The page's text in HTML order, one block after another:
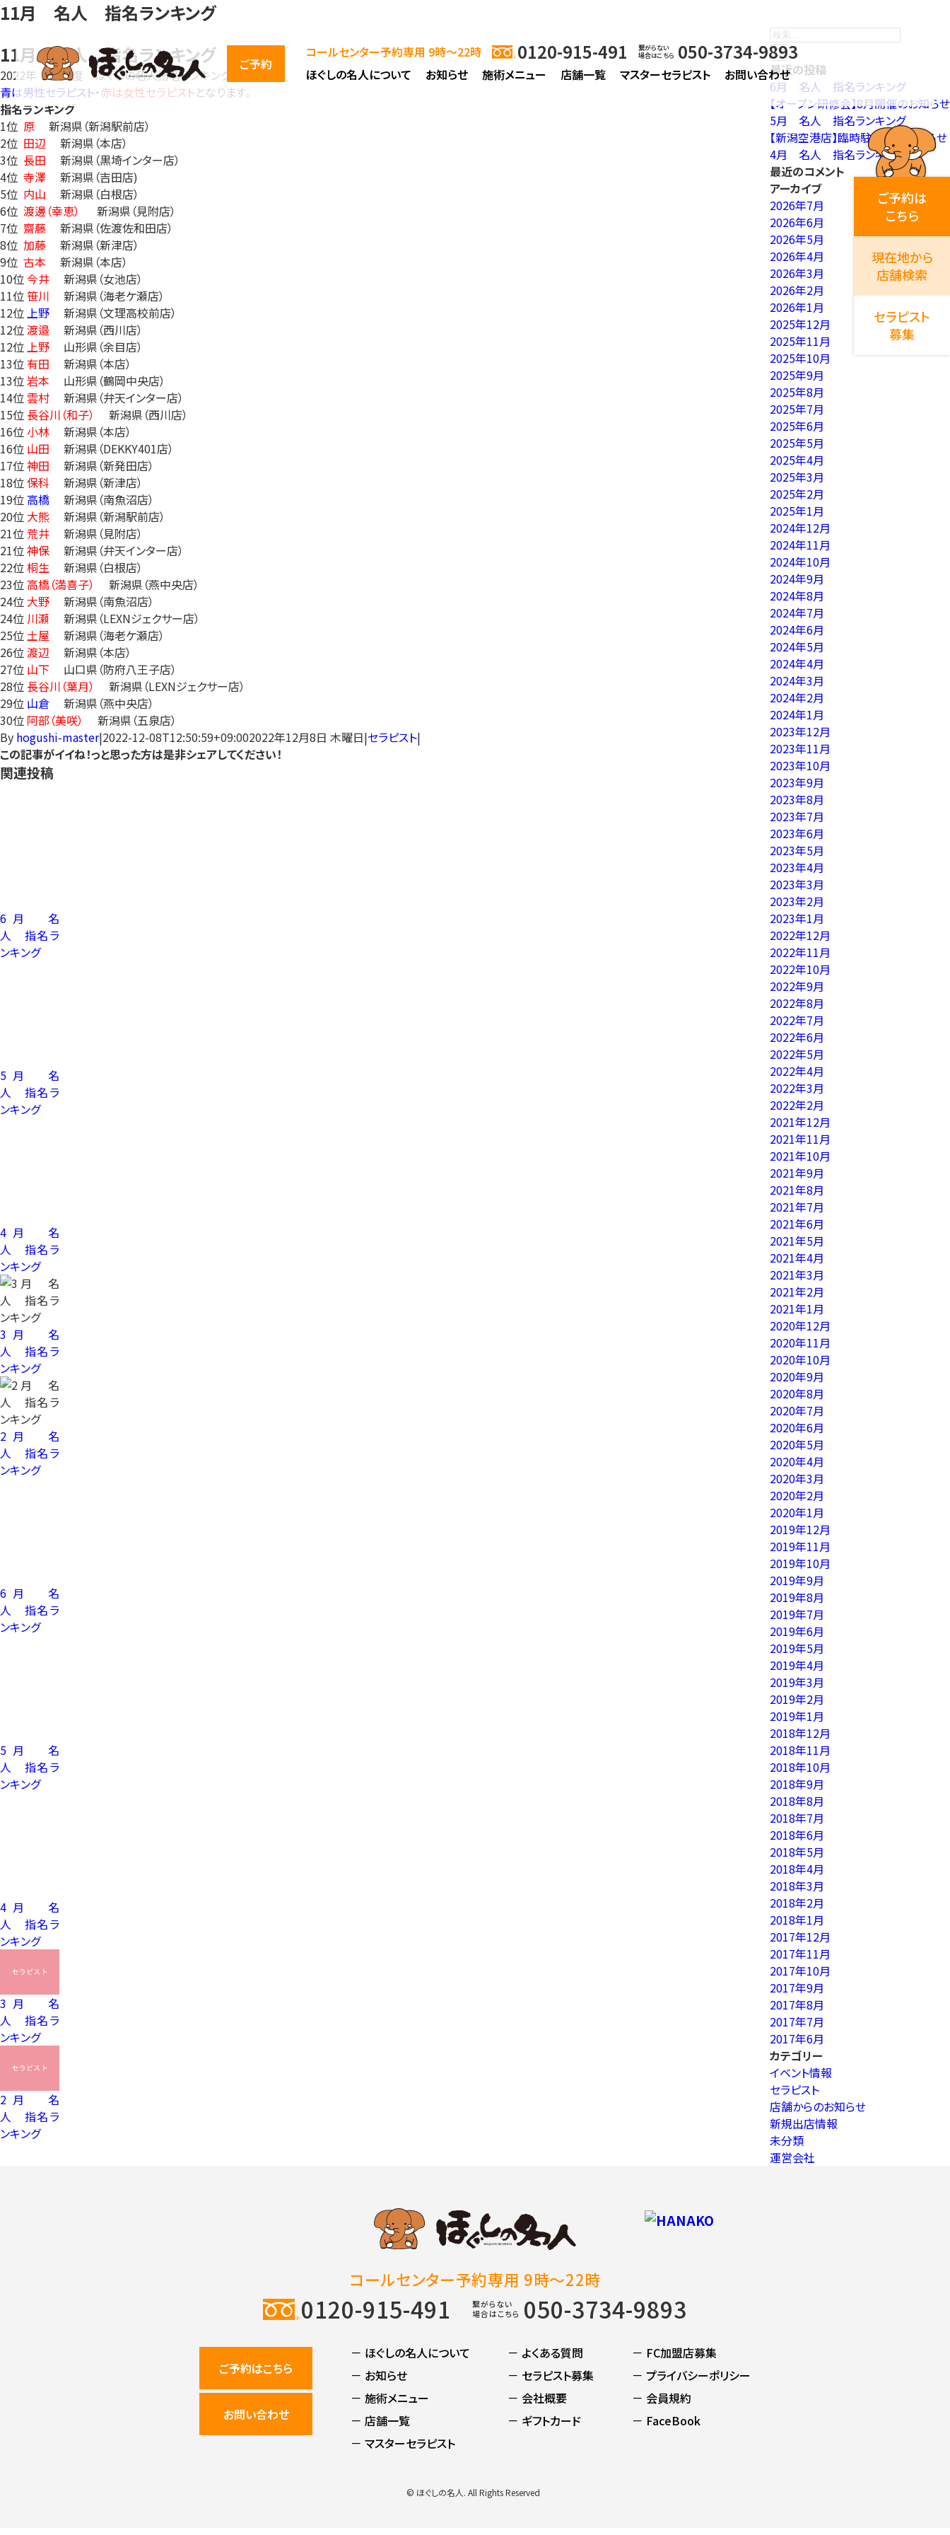
ご予約
コールセンター予約専用 9時～22時 0120-915-491
繋がらない
場合はこちら 050-3734-9893
ほぐしの名人について お知らせ 施術メニュー 店舗一覧 マスターセラピスト お問い合わせ
11月 名人 指名ランキング
11月 名人 指名ランキング
2022年 11月度 ほぐしの名人指名ランキングとなります。
青は男性セラピスト・赤は女性セラピストとなります。
指名ランキング
1位 原
新潟県（新潟駅前店）
2位 田辺
新潟県（本店）
3位 長田
新潟県（黒埼インター店）
4位 寺澤
新潟県（吉田店)
5位 内山
新潟県（白根店）
6位 渡邊（幸恵）
新潟県（見附店）
7位 齋藤
新潟県（佐渡佐和田店）
8位 加藤
新潟県（新津店）
9位 古本
新潟県（本店）
10位今井
新潟県（女池店）
11位笹川
新潟県（海老ケ瀬店）
12位上野
新潟県（文理高校前店）
12位渡邉
新潟県（西川店）
12位上野
山形県（余目店）
13位 有田
新潟県（本店）
13位岩本
山形県（鶴岡中央店）
14位雲村
新潟県（弁天インター店）
15位 長谷川（和子）
新潟県（西川店）
16位 小林
新潟県（本店）
16位 山田
新潟県（DEKKY401店）
17位神田
新潟県（新発田店）
18位保科
新潟県（新津店）
19位高橋
新潟県（南魚沼店）
20位 大熊
新潟県（新潟駅前店）
21位 荒井
新潟県（見附店）
21位神保
新潟県（弁天インター店）
22位桐生
新潟県（白根店）
23位高橋（満喜子）
新潟県（燕中央店）
24位 大野
新潟県（南魚沼店）
24位 川瀬
新潟県（LEXNジェクサー店）
25位土屋
新潟県（海老ケ瀬店）
26位渡辺
新潟県（本店）
27位 山下
山口県（防府八王子店）
28位 長谷川（葉月）
新潟県（LEXNジェクサー店）
29位 山倉
新潟県（燕中央店）
30位 阿部（美咲）
新潟県（五泉店）
By hogushi-master|2022-12-08T12:50:59+09:002022年12月8日 木曜日|セラピスト|
この記事がイイね！っと思った方は是非シェアしてください！
Facebook
X
Tumblr
Pinterest
関連投稿
6月 名
人 指名ラ
ンキング
5月 名
人 指名ラ
ンキング
4月 名
人 指名ラ
ンキング
3月 名
人 指名ラ
ンキング
2月 名
人 指名ラ
ンキング
6月 名
人 指名ラ
ンキング
5月 名
人 指名ラ
ンキング
4月 名
人 指名ラ
ンキング
3月 名
人 指名ラ
ンキング
2月 名
人 指名ラ
ンキング
検
索
…
最近の投稿
6月 名人 指名ランキング
【オープン研修会】8月開催のお知らせ
5月 名人 指名ランキング
【新潟空港店】臨時駐車場のお知らせ
4月 名人 指名ランキング
最近のコメント
アーカイブ
2026年7月
2026年6月
2026年5月
2026年4月
2026年3月
2026年2月
2026年1月
2025年12月
2025年11月
2025年10月
2025年9月
2025年8月
2025年7月
2025年6月
2025年5月
2025年4月
2025年3月
2025年2月
2025年1月
2024年12月
2024年11月
2024年10月
2024年9月
2024年8月
2024年7月
2024年6月
2024年5月
2024年4月
2024年3月
2024年2月
2024年1月
2023年12月
2023年11月
2023年10月
2023年9月
2023年8月
2023年7月
2023年6月
2023年5月
2023年4月
2023年3月
2023年2月
2023年1月
2022年12月
2022年11月
2022年10月
2022年9月
2022年8月
2022年7月
2022年6月
2022年5月
2022年4月
2022年3月
2022年2月
2021年12月
2021年11月
2021年10月
2021年9月
2021年8月
2021年7月
2021年6月
2021年5月
2021年4月
2021年3月
2021年2月
2021年1月
2020年12月
2020年11月
2020年10月
2020年9月
2020年8月
2020年7月
2020年6月
2020年5月
2020年4月
2020年3月
2020年2月
2020年1月
2019年12月
2019年11月
2019年10月
2019年9月
2019年8月
2019年7月
2019年6月
2019年5月
2019年4月
2019年3月
2019年2月
2019年1月
2018年12月
2018年11月
2018年10月
2018年9月
2018年8月
2018年7月
2018年6月
2018年5月
2018年4月
2018年3月
2018年2月
2018年1月
2017年12月
2017年11月
2017年10月
2017年9月
2017年8月
2017年7月
2017年6月
カテゴリー
イベント情報
セラピスト
店舗からのお知らせ
新規出店情報
未分類
運営会社
コールセンター予約専用 9時～22時
0120-915-491
繋がらない
場合はこちら 050-3734-9893
ご予約はこちら
お問い合わせ
－ ほぐしの名人について
－ お知らせ
－ 施術メニュー
－ 店舗一覧
－ マスターセラピスト
－ よくある質問
－ セラピスト募集
－ 会社概要
－ ギフトカード
－ FC加盟店募集
－ プライバシーポリシー
－ 会員規約
－ FaceBook
© ほぐしの名人. All Rights Reserved
ご予約は
こちら
現在地から
店舗検索
セラピスト
募集